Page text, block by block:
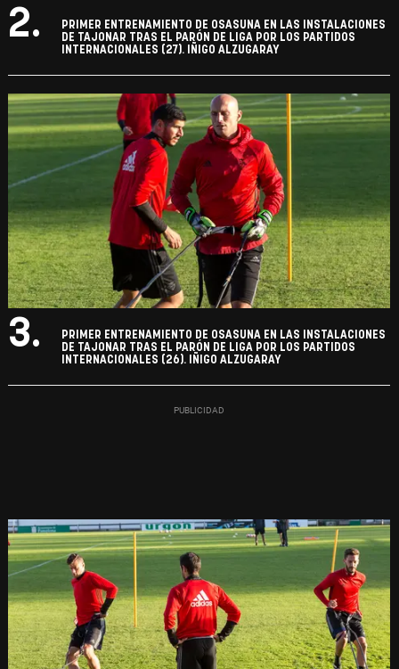
2.
PRIMER ENTRENAMIENTO DE OSASUNA EN LAS INSTALACIONES
DE TAJONAR TRAS EL PARÓN DE LIGA POR LOS PARTIDOS
INTERNACIONALES (27). IÑIGO ALZUGARAY
3.
PRIMER ENTRENAMIENTO DE OSASUNA EN LAS INSTALACIONES
DE TAJONAR TRAS EL PARÓN DE LIGA POR LOS PARTIDOS
INTERNACIONALES (26). IÑIGO ALZUGARAY